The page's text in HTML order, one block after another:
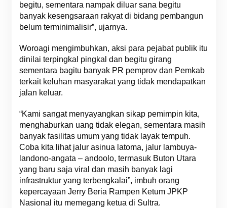
begitu, sementara nampak diluar sana begitu
banyak kesengsaraan rakyat di bidang pembangun
belum terminimalisir”, ujarnya.
Woroagi mengimbuhkan, aksi para pejabat publik itu
dinilai terpingkal pingkal dan begitu girang
sementara bagitu banyak PR pemprov dan Pemkab
terkait keluhan masyarakat yang tidak mendapatkan
jalan keluar.
“Kami sangat menyayangkan sikap pemimpin kita,
menghaburkan uang tidak elegan, sementara masih
banyak fasilitas umum yang tidak layak tempuh.
Coba kita lihat jalur asinua latoma, jalur lambuya-
landono-angata – andoolo, termasuk Buton Utara
yang baru saja viral dan masih banyak lagi
infrastruktur yang terbengkalai”, imbuh orang
kepercayaan Jerry Beria Rampen Ketum JPKP
Nasional itu memegang ketua di Sultra.